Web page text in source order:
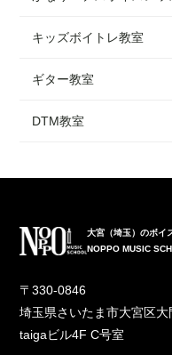
キッズボイトレ教室
ギター教室
DTM教室
大宮（埼玉）のボイ
NOPPO MUSIC
〒330-0846
埼玉県さいたま市大宮区
taigaビル4F C号室